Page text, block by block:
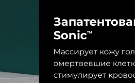
SonicTM
Массирует кожу
омертвевшие
стимулирует